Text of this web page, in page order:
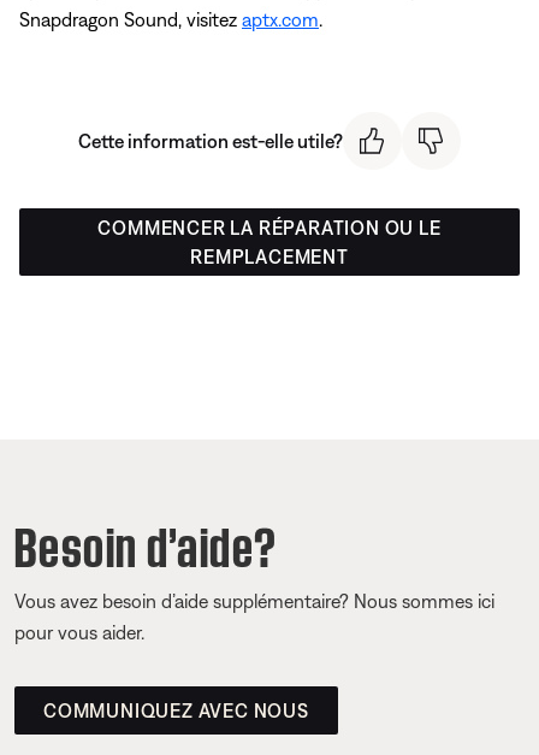
Snapdragon Sound, visitez aptx.com
Cette information est-elle utile?
COMMENCER LA RÉPARATION OU LE
REMPLACEMENT
Besoin d’aide?
Vous avez besoin d’aide supplémentaire? Nous sommes ici
pour vous aider.
COMMUNIQUEZ AVEC NOUS